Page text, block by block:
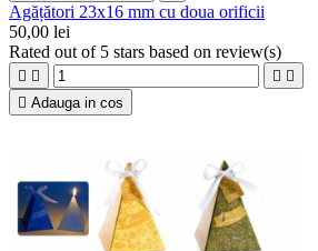
Agățători 23x16 mm cu doua orificii
50,00 lei
Rated out of 5 stars based on review(s)
   
 Adauga in cos